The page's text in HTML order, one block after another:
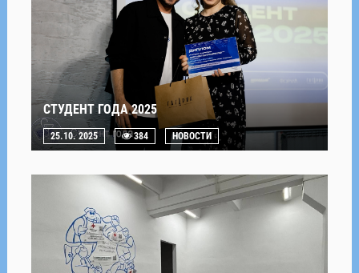
СТУДЕНТ ГОДА 2025
25.10. 2025 384 НОВОСТИ